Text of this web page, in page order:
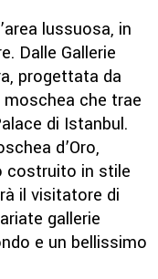
lussuosa, in
Dalle Gallerie
progettata da
moschea che trae
di Istanbul.
d’Oro,
costruito in stile
il visitatore di
gallerie
e un bellissimo